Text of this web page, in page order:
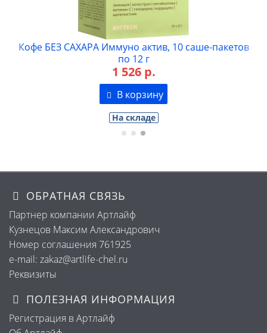
Кофе БЕЗ САХАРА Иммуно актив, 10 саше-пакетов
по 12 г
1 526 р.
В корзину
На складе
ОБРАТНАЯ СВЯЗЬ
Партнер компании Артлайф
Кузнецов Максим Александрович
Номер соглашения 761925
e-mail: zakaz@artlife-chel.ru
Реквизиты
ПОЛЕЗНАЯ ИНФОРМАЦИЯ
Регистрация в Артлайф